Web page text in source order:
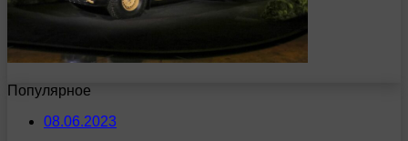
Популярное
08.06.2023